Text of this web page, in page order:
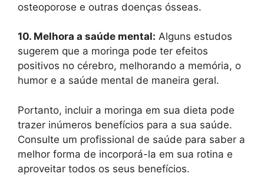
osteoporose e outras doenças ósseas.
10. Melhora a saúde mental: Alguns estudos
sugerem que a moringa pode ter efeitos
positivos no cérebro, melhorando a memória, o
humor e a saúde mental de maneira geral.
Portanto, incluir a moringa em sua dieta pode
trazer inúmeros benefícios para a sua saúde.
Consulte um profissional de saúde para saber a
melhor forma de incorporá-la em sua rotina e
aproveitar todos os seus benefícios.